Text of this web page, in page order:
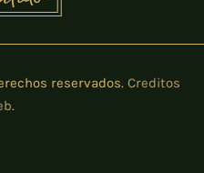
reservados. Creditos
.